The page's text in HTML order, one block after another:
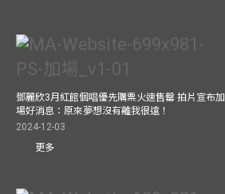
鄧麗欣3月紅館個唱優先購票火速售罄 拍片宣布加
場好消息：原來夢想沒有離我很遠！
2024-12-03
更多